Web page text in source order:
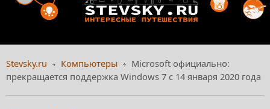
Stevsky.ru Компьютеры
Microsoft официально:
прекращается поддержка Windows 7 с 14 января 2020 года